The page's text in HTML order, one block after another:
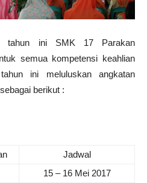
tahun ini SMK 17 Parakan
semua kompetensi keahlian
ini meluluskan angkatan
berikut :
Jadwal
15 – 16 Mei 2017